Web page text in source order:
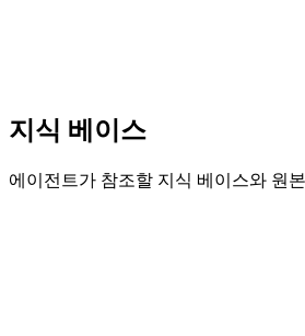
지식 베이스
에이전트가 참조할 지식 베이스와 원